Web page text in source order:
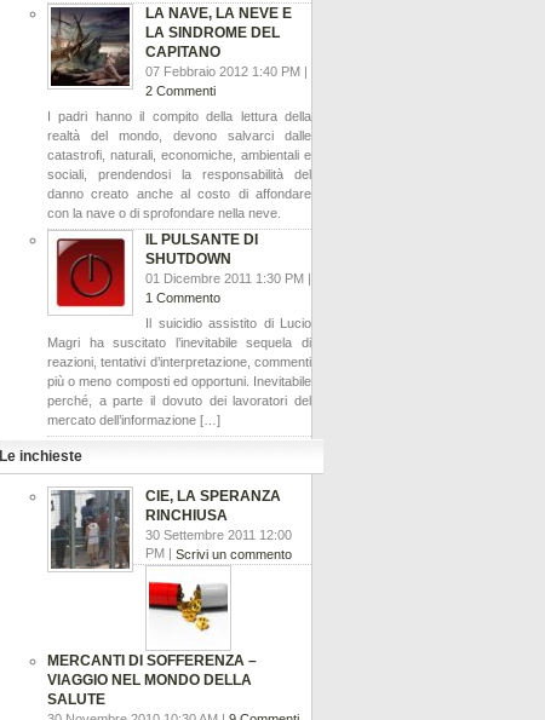
LA NAVE, LA NEVE E
LA SINDROME DEL
CAPITANO
07 Febbraio 2012 1:40 PM |
2 Commenti
I padri hanno il compito della lettura della
realtà del mondo, devono salvarci dalle
catastrofi, naturali, economiche, ambientali e
sociali, prendendosi la responsabilità del
danno creato anche al costo di affondare
con la nave o di sprofondare nella neve.
IL PULSANTE DI
SHUTDOWN
01 Dicembre 2011 1:30 PM |
1 Commento
Il suicidio assistito di Lucio
Magri ha suscitato l’inevitabile sequela di
reazioni, tentativi d’interpretazione, commenti
più o meno composti ed opportuni. Inevitabile
perché, a parte il dovuto dei lavoratori del
mercato dell’informazione […]
Le inchieste
CIE, LA SPERANZA
RINCHIUSA
30 Settembre 2011 12:00
PM | Scrivi un commento
MERCANTI DI SOFFERENZA –
VIAGGIO NEL MONDO DELLA
SALUTE